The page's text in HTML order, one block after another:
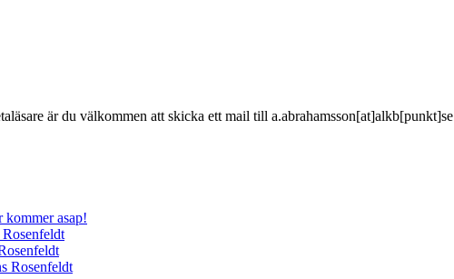
är du välkommen att skicka ett mail till a.abrahamsson[at]alkb[punkt]se
kommer asap!
Rosenfeldt